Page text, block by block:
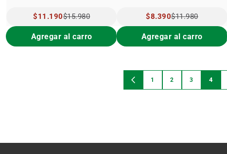
PRECIO
ESPECIAL
$11.190$15.980
Agregar al carro
PRECIO
ESPECIAL
$8.390$11.980
Agregar al carro
1
2
3 4